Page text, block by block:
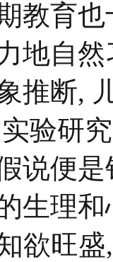
教育
地自
推断,
验研
说便
生理
欲旺